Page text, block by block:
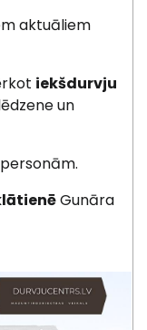
aktuāliem
iekšdurvju
un
Gunāra